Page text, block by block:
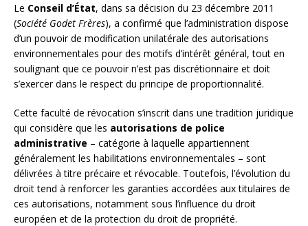
Le Conseil d’État, dans sa décision du 23 décembre 2011
(Société Godet Frères), a confirmé que l’administration dispose
d’un pouvoir de modification unilatérale des autorisations
environnementales pour des motifs d’intérêt général, tout en
soulignant que ce pouvoir n’est pas discrétionnaire et doit
s’exercer dans le respect du principe de proportionnalité.
Cette faculté de révocation s’inscrit dans une tradition juridique
qui considère que les autorisations de police
administrative – catégorie à laquelle appartiennent
généralement les habilitations environnementales – sont
délivrées à titre précaire et révocable. Toutefois, l’évolution du
droit tend à renforcer les garanties accordées aux titulaires de
ces autorisations, notamment sous l’influence du droit
européen et de la protection du droit de propriété.